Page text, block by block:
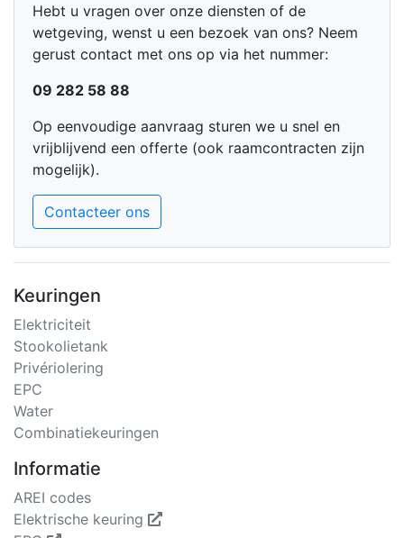
Hebt u vragen over onze diensten of de
wetgeving, wenst u een bezoek van ons? Neem
gerust contact met ons op via het nummer:
09 282 58 88
Op eenvoudige aanvraag sturen we u snel en
vrijblijvend een offerte (ook raamcontracten zijn
mogelijk).
Contacteer ons
Keuringen
Elektriciteit
Stookolietank
Privériolering
EPC
Water
Combinatiekeuringen
Informatie
AREI codes
Elektrische keuring